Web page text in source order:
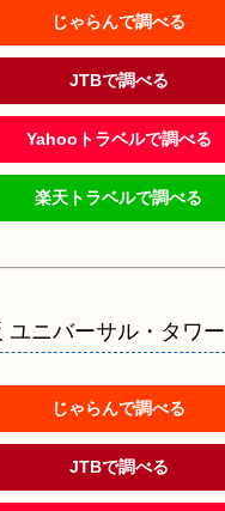
じゃらんで調べる
JTBで調べる
Yahooトラベルで調べる
楽天トラベルで調べる
ユニバーサル・タワー
じゃらんで調べる
JTBで調べる